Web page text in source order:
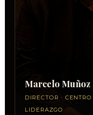
Marcelo Muñoz
DIRECTOR ·
LIDERAZGO